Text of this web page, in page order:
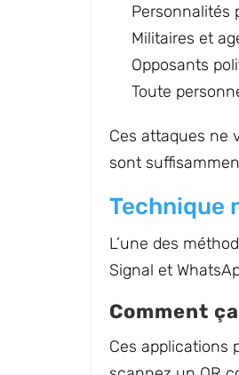
Personnalités
Militaires et
Opposants
Toute
Ces attaques ne
sont
Technique
L’une des
Signal et
Comment
Ces applications